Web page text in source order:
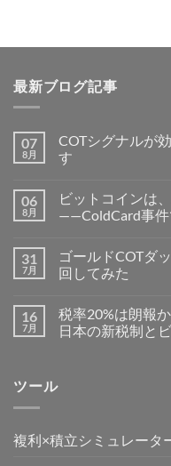
最新ブログ記事
07
8月
COTシグナルが
す
06
8月
ビットコインは
——ColdCard事件
31
7月
ゴールドCOTダ
回してみた
16
7月
税率20%は朗報
日本の新税制と
ツール
複利×積立シミュレータ